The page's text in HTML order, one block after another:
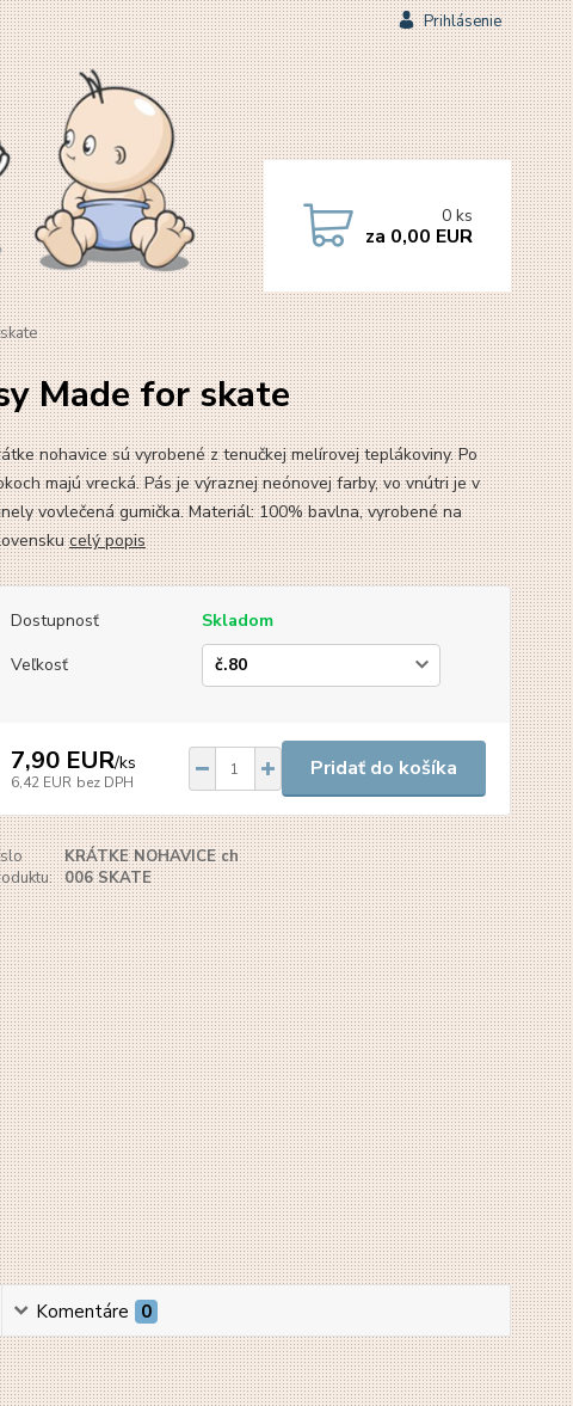
Prihlásenie
0 ks
za 0,00 EUR
Made for skate
nohavice sú vyrobené z tenučkej melírovej teplákoviny. Po
majú vrecká. Pás je výraznej neónovej farby, vo vnútri je v
vovlečená gumička. Materiál: 100% bavlna, vyrobené na
celý popis
Dostupnosť
Skladom
Veľkosť
7,90 EUR/ks
6,42 EUR bez DPH
Pridať do košíka
KRÁTKE NOHAVICE ch
006 SKATE
Komentáre 0